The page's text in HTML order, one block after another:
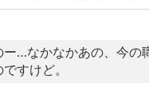
ー…なかなかあの、今の
すけど。